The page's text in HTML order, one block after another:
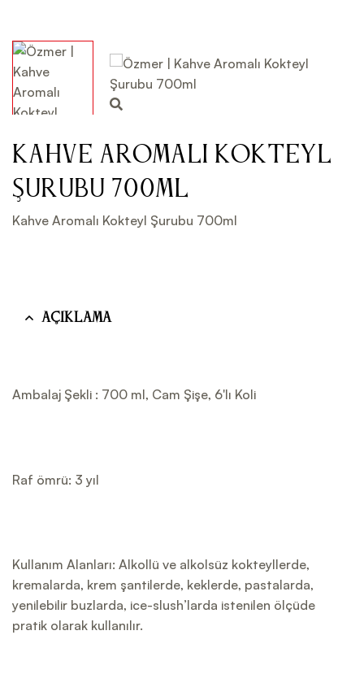
Kahve Aromalı Kokteyl
Şurubu 700ml
Kahve Aromalı Kokteyl Şurubu 700ml
Açıklama
Ambalaj Şekli : 700 ml, Cam Şişe, 6'lı Koli
Raf ömrü: 3 yıl
Kullanım Alanları: Alkollü ve alkolsüz kokteyllerde,
kremalarda, krem şantilerde, keklerde, pastalarda,
yenilebilir buzlarda, ice-slush’larda istenilen ölçüde
pratik olarak kullanılır.